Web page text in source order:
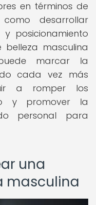
en términos de
desarrollar
posicionamiento
masculina
marcar la
cada vez más
a romper los
y promover la
personal para
una
masculina